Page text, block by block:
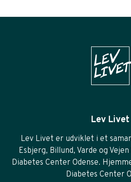
Lev Livet
Lev Livet er udviklet i et
Esbjerg, Billund, Varde og
Diabetes Center Odense.
Diabetes Center